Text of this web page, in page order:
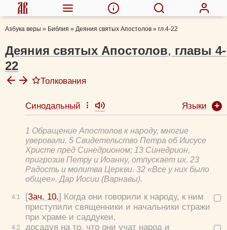
Азбука веры » Библия » Деяния святых Апостолов » гл.4-22
Деяния святых Апостолов, главы 4-
22
Толкования
Феофилакт Болгарский, блж.
Иоанн Златоуст, свт.
Д.П. Боголепов, проф.
Михаил (Лузин), еп.
Никанор (Каменский), епископ
Иоанн (Шаховской), архиеп.
Матвей Васильевич Барсов
Московская духовная семинария
Мищенко, Фёдор Иванович
4:1
4:2
Синодальный Языки
1 Обращение Апостолов к народу, многие
уверовали. 5 Свидетельство Петра об Иисусе
Христе пред Синедрионом; 13 Синедрион,
пригрозив Петру и Иоанну, отпускает их. 23
Радость и молитва Церкви. 32 «Все у них было
общее». Дар Иосии (Варнавы).
[Зач. 10.] Когда они говорили к народу, к ним
приступили священники и начальники стражи
при храме и саддукеи,
досадуя на то, что они учат народ и